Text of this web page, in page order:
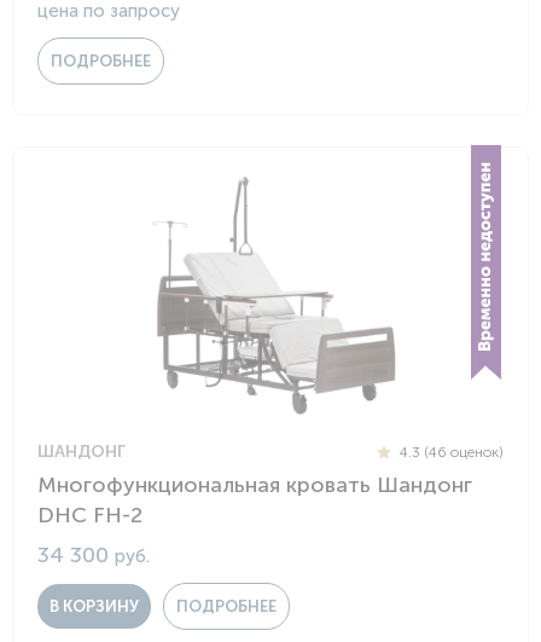
цена по запросу
ПОДРОБНЕЕ
ШАНДОНГ 4.3 (46 оценок)
Многофункциональная кровать Шандонг
DHC FH-2
34 300 руб.
В КОРЗИНУ ПОДРОБНЕЕ